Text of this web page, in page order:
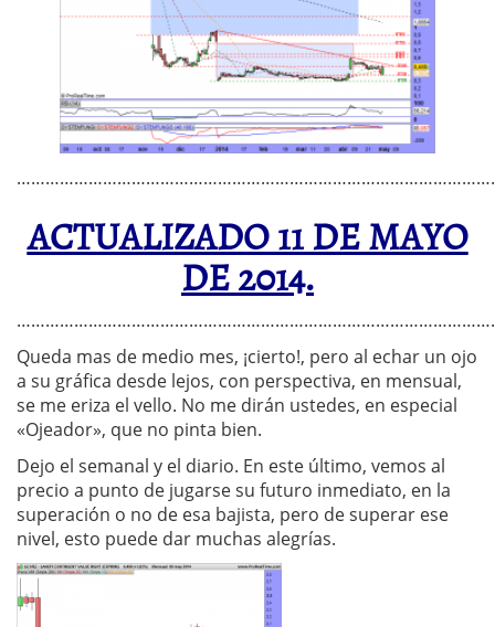
ACTUALIZADO 11 DE MAYO
DE 2014.
Queda mas de medio mes, ¡cierto!, pero al echar un ojo
a su gráfica desde lejos, con perspectiva, en mensual,
se me eriza el vello. No me dirán ustedes, en especial
«Ojeador», que no pinta bien.
Dejo el semanal y el diario. En este último, vemos al
precio a punto de jugarse su futuro inmediato, en la
superación o no de esa bajista, pero de superar ese
nivel, esto puede dar muchas alegrías.